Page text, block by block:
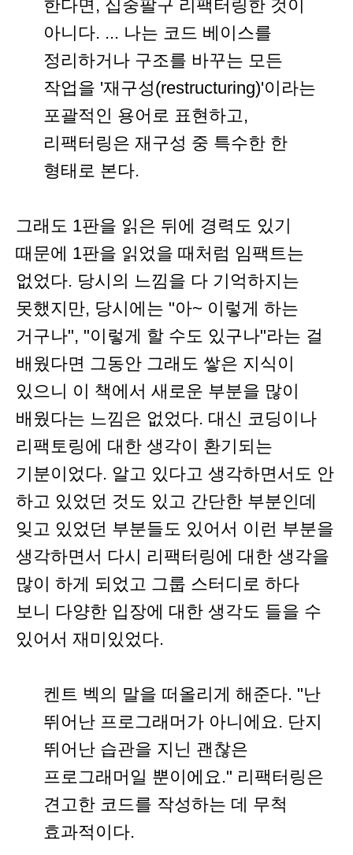
한다면, 십중팔구 리팩터링한 것이
아니다. ... 나는 코드 베이스를
정리하거나 구조를 바꾸는 모든
작업을 '재구성(restructuring)'이라는
포괄적인 용어로 표현하고,
리팩터링은 재구성 중 특수한 한
형태로 본다.
그래도 1판을 읽은 뒤에 경력도 있기
때문에 1판을 읽었을 때처럼 임팩트는
없었다. 당시의 느낌을 다 기억하지는
못했지만, 당시에는 "아~ 이렇게 하는
거구나", "이렇게 할 수도 있구나"라는 걸
배웠다면 그동안 그래도 쌓은 지식이
있으니 이 책에서 새로운 부분을 많이
배웠다는 느낌은 없었다. 대신 코딩이나
리팩토링에 대한 생각이 환기되는
기분이었다. 알고 있다고 생각하면서도 안
하고 있었던 것도 있고 간단한 부분인데
잊고 있었던 부분들도 있어서 이런 부분을
생각하면서 다시 리팩터링에 대한 생각을
많이 하게 되었고 그룹 스터디로 하다
보니 다양한 입장에 대한 생각도 들을 수
있어서 재미있었다.
켄트 벡의 말을 떠올리게 해준다. "난
뛰어난 프로그래머가 아니에요. 단지
뛰어난 습관을 지닌 괜찮은
프로그래머일 뿐이에요." 리팩터링은
견고한 코드를 작성하는 데 무척
효과적이다.